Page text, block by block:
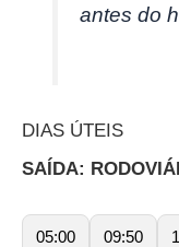
antes do
DIAS ÚTEIS
SAÍDA:
05:00 09:50